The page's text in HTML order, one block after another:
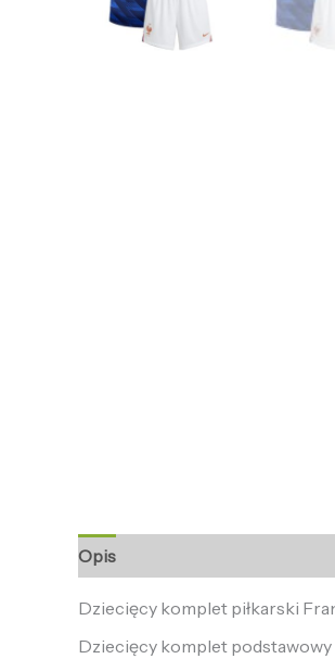
Opis
Dziecięcy komplet piłkarski
Dziecięcy komplet podstawowy